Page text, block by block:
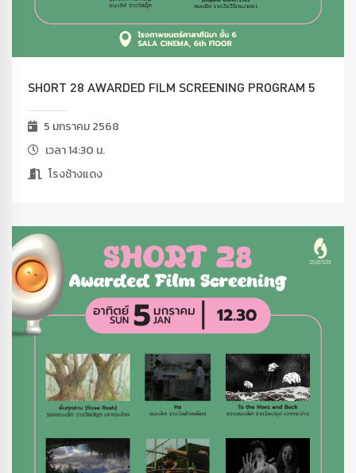
SHORT 28 AWARDED FILM SCREENING PROGRAM 5
5 มกราคม 2568
เวลา 14:30 น.
โรงช้างแดง